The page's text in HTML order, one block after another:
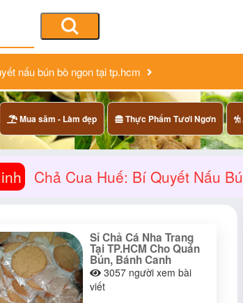
nấu bún bò ngon tại tp.hcm
Mua săm - Làm đẹp Thực Phẩm Tươi Ngơn
Chả Cua Huế: Bí Quyết Nấu
Sỉ Chả Cá Nha Trang
Tại TP.HCM Cho Quán
Bún, Bánh Canh
3057 người xem bài
viết